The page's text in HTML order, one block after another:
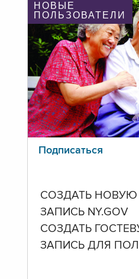
НОВЫЕ
ПОЛЬЗОВАТЕЛИ
Подписаться
СОЗДАТЬ
ЗАПИСЬ NY.GOV
СОЗДАТЬ
ЗАПИСЬ ДЛЯ